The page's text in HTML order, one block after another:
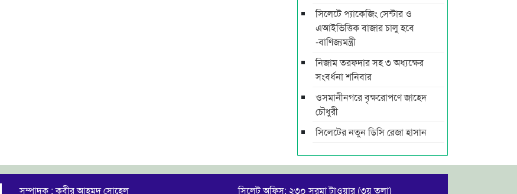
সিলেটে প্যাকেজিং সেন্টার ও
এআইভিত্তিক বাজার চালু হবে
-বাণিজ্যমন্ত্রী
নিজাম তরফদার সহ ৩ অধ্যক্ষের
সংবর্ধনা শনিবার
ওসমানীনগরে বৃক্ষরোপণে জাহেদ
চৌধুরী
সিলেটের নতুন ডিসি রেজা হাসান
সম্পাদক : কবীর আহমদ সোহেল সিলেট অফিস: ২৩০ সুরমা টাওয়ার (৩য় তলা)